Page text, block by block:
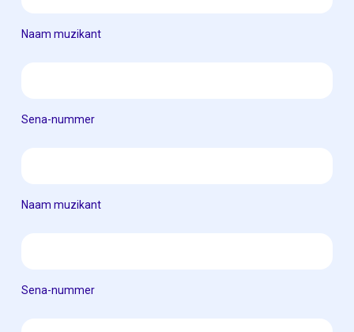
Naam muzikant
Sena-nummer
Naam muzikant
Sena-nummer